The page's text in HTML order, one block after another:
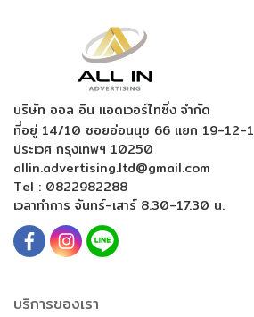
บริษัท ออล อิน แอดเวอร์ไทซิ่ง จำกัด
ที่อยู่ 14/10 ซอยอ่อนนุช 66 แยก 19-12-1
ประเวศ กรุงเทพฯ 10250
allin.advertising.ltd@gmail.com
Tel : 0822982288
เวลาทำการ จันทร์-เสาร์ 8.30-17.30 น.
บริการของเรา